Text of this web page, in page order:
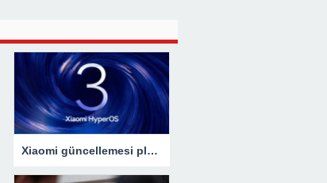
Xiaomi güncellemesi planı için yeni gelişmeler!